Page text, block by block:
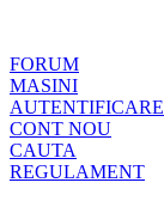
FORUM
MASINI
AUTENTIFICARE
CONT NOU
CAUTA
REGULAMENT